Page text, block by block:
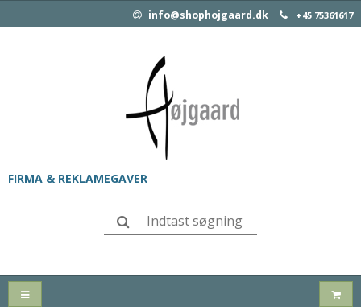
info@shophojgaard.dk +45 75361617
FIRMA & REKLAMEGAVER